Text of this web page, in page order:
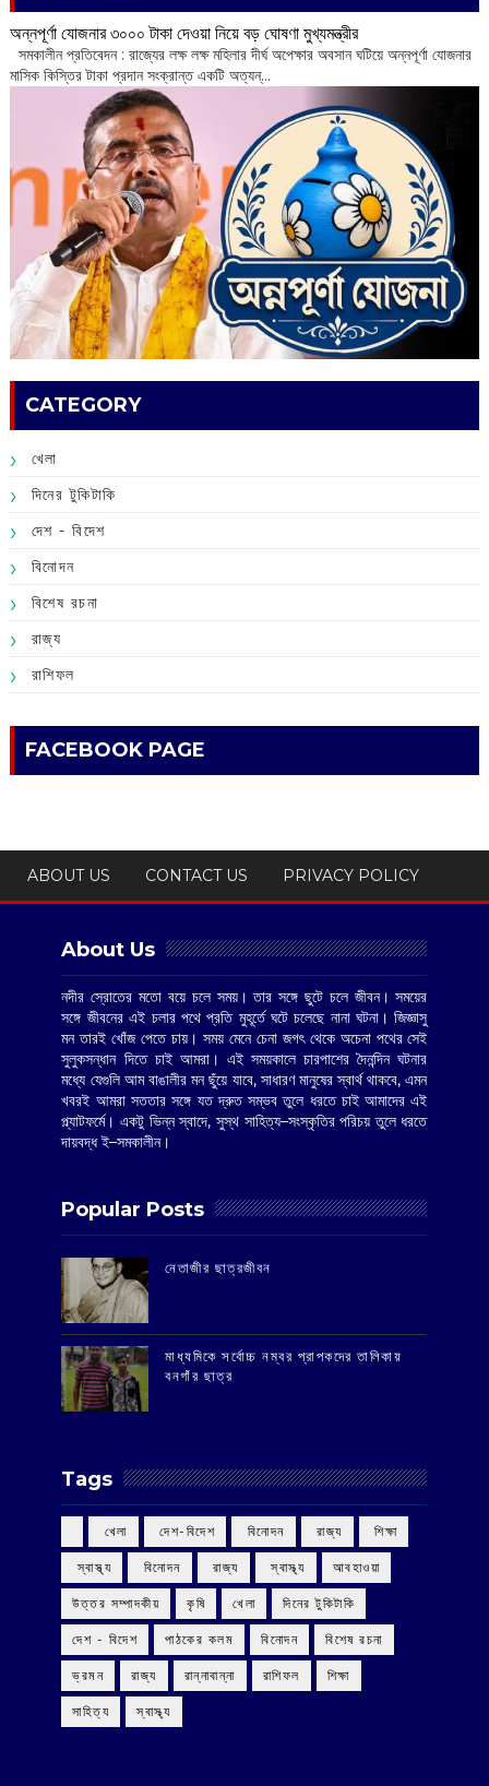
অন্নপূর্ণা যোজনার ৩০০০ টাকা দেওয়া নিয়ে বড় ঘোষণা মুখ্যমন্ত্রীর
সমকালীন প্রতিবেদন : রাজ্যের লক্ষ লক্ষ মহিলার দীর্ঘ অপেক্ষার অবসান ঘটিয়ে অন্নপূর্ণা যোজনার
মাসিক কিস্তির টাকা প্রদান সংক্রান্ত একটি অত্যন্...
CATEGORY
খেলা
দিনের টুকিটাকি
দেশ - বিদেশ
বিনোদন
বিশেষ রচনা
রাজ্য
রাশিফল
FACEBOOK PAGE
ABOUT US CONTACT US PRIVACY POLICY
About Us
নদীর স্রোতের মতো বয়ে চলে সময়। তার সঙ্গে ছুটে চলে জীবন। সময়ের
সঙ্গে জীবনের এই চলার পথে প্রতি মুহূর্তে ঘটে চলেছে নানা ঘটনা। জিজ্ঞাসু
মন তারই খোঁজ পেতে চায়। সময় মেনে চেনা জগৎ থেকে অচেনা পথের সেই
সুলুকসন্ধান দিতে চাই আমরা। এই সময়কালে চারপাশের দৈনন্দিন ঘটনার
মধ্যে যেগুলি আম বাঙালীর মন ছুঁয়ে যাবে, সাধারণ মানুষের স্বার্থ থাকবে, এমন
খবরই আমরা সততার সঙ্গে যত দ্রুত সম্ভব তুলে ধরতে চাই আমাদের এই
প্ল্যাটফর্মে। একটু ভিন্ন স্বাদে, সুস্থ সাহিত্য–সংস্কৃতির পরিচয় তুলে ধরতে
দায়বদ্ধ ই–সমকালীন।
Popular Posts
‌নেতাজীর ছাত্রজীবন
মাধ্যমিকে সর্বোচ্চ নম্বর প্রাপকদের তালিকায়
বনগাঁর ছাত্র
Tags
‌ খেলা ‌ দেশ-বিদেশ ‌ বিনোদন ‌ রাজ্য ‌ শিক্ষা
‌ স্বাস্থ্য ‌ বিনোদন ‌ রাজ্য ‌ স্বাস্থ্য আবহাওয়া
উত্তর সম্পাদকীয় কৃষি খেলা দিনের টুকিটাকি
দেশ - বিদেশ পাঠকের কলম বিনোদন বিশেষ রচনা
ভ্রমন রাজ্য রান্নাবান্না রাশিফল শিক্ষা
সাহিত্য স্বাস্থ্য